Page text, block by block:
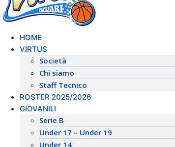
HOME
VIRTUS
Società
Chi siamo
Staff Tecnico
ROSTER 2025/2026
GIOVANILI
Serie B
Under 17 – Under 19
Under 14